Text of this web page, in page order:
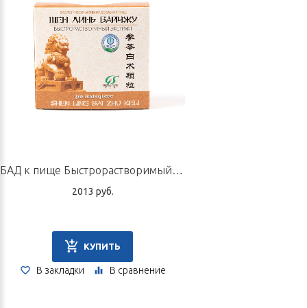
БАД к пище Быстрорастворимый экстракт «Шен Линь Байчжу», 10 пакетов по 6 г
2013 руб.
КУПИТЬ
В закладки В сравнение